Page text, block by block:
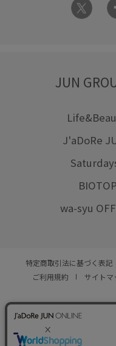
JUN
J'aDoRe
wa-syu
特定商取引法に基づく表記
ご利用規約
サイトマ
© JUN